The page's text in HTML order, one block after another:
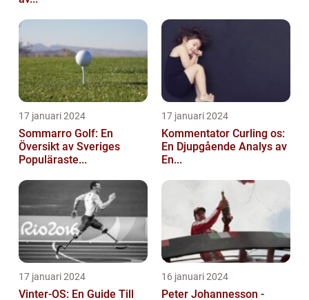
17 januari 2024
Sommarro Golf: En
Översikt av Sveriges
Populäraste...
17 januari 2024
Kommentator Curling os:
En Djupgående Analys av
En...
17 januari 2024
Vinter-OS: En Guide Till
16 januari 2024
Peter Johannesson -